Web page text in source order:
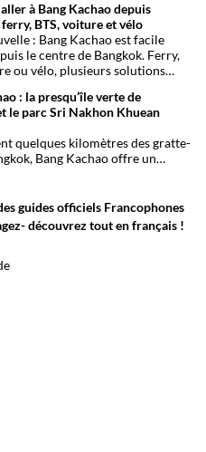
golfe de Thaïlande, des
préservées et l’observation de
migrateurs chaque année.
à Bang Kachao depuis
BTS, voiture et vélo
: Bang Kachao est facile
le centre de Bangkok. Ferry,
ou vélo, plusieurs solutions
: la presqu’île verte de
le parc Sri Nakhon Khuean
quelques kilomètres des gratte-
Bang Kachao offre un
marché flottant, cette vaste
protégée constitue l’une des plus
nature autour de Bangkok.
une Thaïlande plus
guides officiels Francophones
découvrez tout en français !